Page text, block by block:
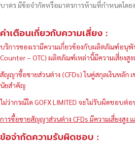
บาตร มีข้อจำกัดหรือมาตรการห้ามที่กำหนดโด
คำเตือนเกี่ยวกับความเสี่ยง :
บริการของเรามีความเกี่ยวข้องกับผลิตภัณฑ์อนุ
Counter – OTC) ผลิตภัณฑ์เหล่านี้มีความเสี่ยงสู
สัญญาซื้อขายส่วนต่าง (CFDs) ในคู่สกุลเงินหลัก เ
นัยสำคัญ
ไม่ว่ากรณีใด GOFX LIMITED จะไม่รับผิดชอบ
การซื้อขายสัญญาส่วนต่าง CFDs มีความเสี่ยงสู
ข้อจำกัดความรับผิดชอบ :